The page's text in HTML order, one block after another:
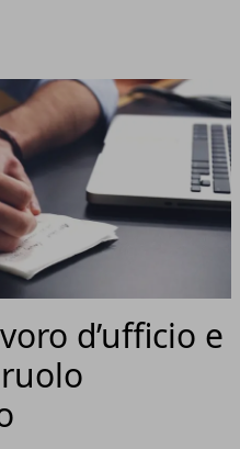
d’ufficio e